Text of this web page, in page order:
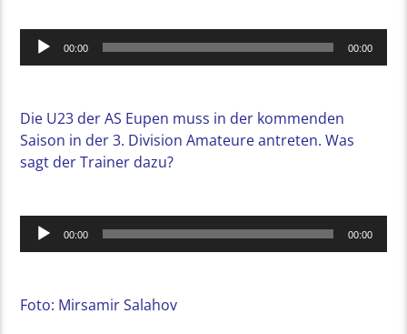
Audio-
Player
00:00 00:00
Die U23 der AS Eupen muss in der kommenden
Saison in der 3. Division Amateure antreten. Was
sagt der Trainer dazu?
Audio-
Player
00:00 00:00
Foto: Mirsamir Salahov